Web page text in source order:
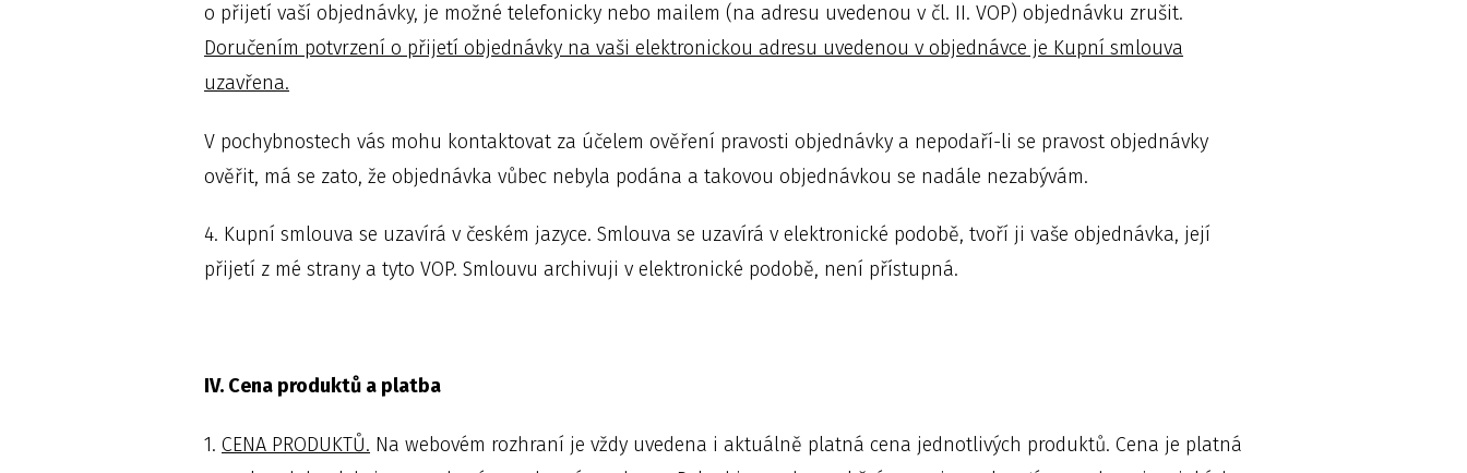
o přijetí vaší objednávky, je možné telefonicky nebo mailem (na adresu uvedenou v čl. II. VOP) objednávku zrušit.
Doručením potvrzení o přijetí objednávky na vaši elektronickou adresu uvedenou v objednávce je Kupní smlouva
uzavřena.
V pochybnostech vás mohu kontaktovat za účelem ověření pravosti objednávky a nepodaří-li se pravost objednávky
ověřit, má se zato, že objednávka vůbec nebyla podána a takovou objednávkou se nadále nezabývám.
4. Kupní smlouva se uzavírá v českém jazyce. Smlouva se uzavírá v elektronické podobě, tvoří ji vaše objednávka, její
přijetí z mé strany a tyto VOP. Smlouvu archivuji v elektronické podobě, není přístupná.
IV. Cena produktů a platba
1. CENA PRODUKTŮ. Na webovém rozhraní je vždy uvedena i aktuálně platná cena jednotlivých produktů. Cena je platná